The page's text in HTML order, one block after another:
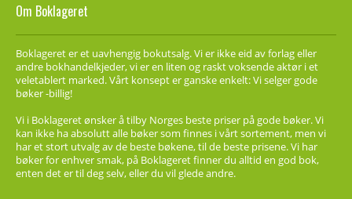
Om Boklageret
Boklageret er et uavhengig bokutsalg. Vi er ikke eid av forlag eller
andre bokhandelkjeder, vi er en liten og raskt voksende aktør i et
veletablert marked. Vårt konsept er ganske enkelt: Vi selger gode
bøker -billig!
Vi i Boklageret ønsker å tilby Norges beste priser på gode bøker. Vi
kan ikke ha absolutt alle bøker som finnes i vårt sortement, men vi
har et stort utvalg av de beste bøkene, til de beste prisene. Vi har
bøker for enhver smak, på Boklageret finner du alltid en god bok,
enten det er til deg selv, eller du vil glede andre.